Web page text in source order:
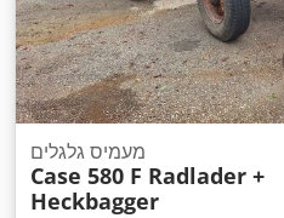
מעמיס גלגלים
Case 580 F Radlader +
Heckbagger